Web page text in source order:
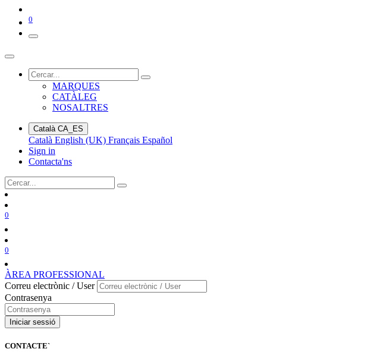
0
MARQUES
CATÀLEG
NOSALTRES
Català CA_ES
Català English (UK) Français Español
Sign in
Contacta'ns
0
0
ÀREA PROFESSIONAL
Correu electrònic / User
Contrasenya
Iniciar sessió
CONTACTE`